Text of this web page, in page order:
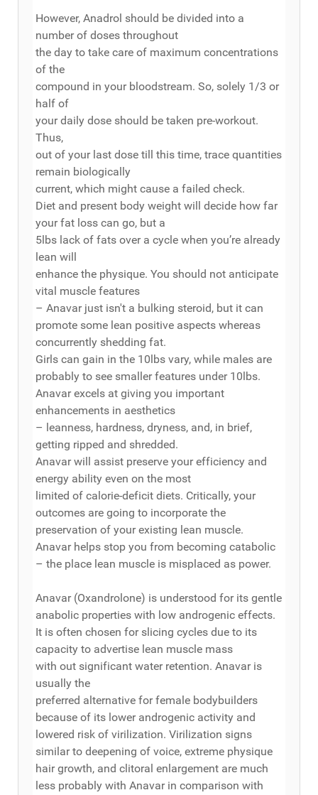
However, Anadrol should be divided into a
number of doses throughout
the day to take care of maximum concentrations
of the
compound in your bloodstream. So, solely 1/3 or
half of
your daily dose should be taken pre-workout.
Thus,
out of your last dose till this time, trace quantities
remain biologically
current, which might cause a failed check.
Diet and present body weight will decide how far
your fat loss can go, but a
5lbs lack of fats over a cycle when you’re already
lean will
enhance the physique. You should not anticipate
vital muscle features
– Anavar just isn't a bulking steroid, but it can
promote some lean positive aspects whereas
concurrently shedding fat.
Girls can gain in the 10lbs vary, while males are
probably to see smaller features under 10lbs.
Anavar excels at giving you important
enhancements in aesthetics
– leanness, hardness, dryness, and, in brief,
getting ripped and shredded.
Anavar will assist preserve your efficiency and
energy ability even on the most
limited of calorie-deficit diets. Critically, your
outcomes are going to incorporate the
preservation of your existing lean muscle.
Anavar helps stop you from becoming catabolic
– the place lean muscle is misplaced as power.
Anavar (Oxandrolone) is understood for its gentle
anabolic properties with low androgenic effects.
It is often chosen for slicing cycles due to its
capacity to advertise lean muscle mass
with out significant water retention. Anavar is
usually the
preferred alternative for female bodybuilders
because of its lower androgenic activity and
lowered risk of virilization. Virilization signs
similar to deepening of voice, extreme physique
hair growth, and clitoral enlargement are much
less probably with Anavar in comparison with